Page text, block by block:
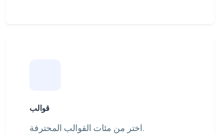
قوالب
اختر من مئات القوالب المحترفة.